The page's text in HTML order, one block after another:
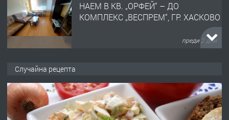
преди 2 дни
ПРЕДЛАГА
преди 3 дни
ПРЕДЛАГА Давам гараж под наем
Случайна рецепта